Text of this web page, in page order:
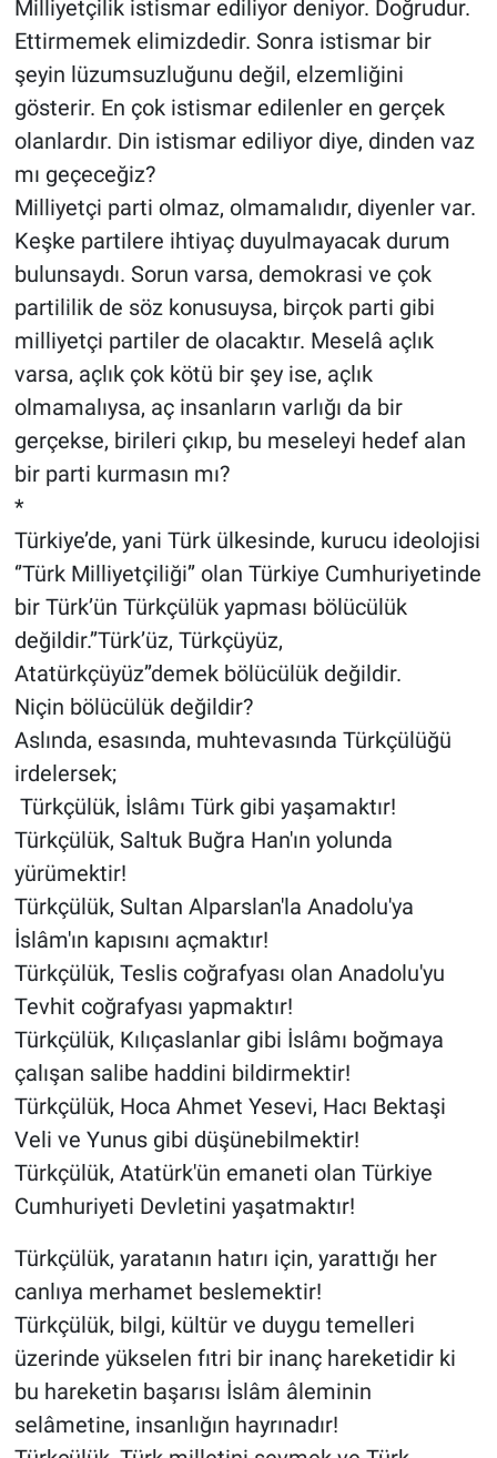
Milliyetçilik istismar ediliyor deniyor. Doğrudur.
Ettirmemek elimizdedir. Sonra istismar bir
şeyin lüzumsuzluğunu değil, elzemliğini
gösterir. En çok istismar edilenler en gerçek
olanlardır. Din istismar ediliyor diye, dinden vaz
mı geçeceğiz?
Milliyetçi parti olmaz, olmamalıdır, diyenler var.
Keşke partilere ihtiyaç duyulmayacak durum
bulunsaydı. Sorun varsa, demokrasi ve çok
partililik de söz konusuysa, birçok parti gibi
milliyetçi partiler de olacaktır. Meselâ açlık
varsa, açlık çok kötü bir şey ise, açlık
olmamalıysa, aç insanların varlığı da bir
gerçekse, birileri çıkıp, bu meseleyi hedef alan
bir parti kurmasın mı?
*
Türkiye’de, yani Türk ülkesinde, kurucu ideolojisi
‘’Türk Milliyetçiliği’’ olan Türkiye Cumhuriyetinde
bir Türk’ün Türkçülük yapması bölücülük
değildir.’’Türk’üz, Türkçüyüz,
Atatürkçüyüz’’demek bölücülük değildir.
Niçin bölücülük değildir?
Aslında, esasında, muhtevasında Türkçülüğü
irdelersek;
Türkçülük, İslâmı Türk gibi yaşamaktır!
Türkçülük, Saltuk Buğra Han'ın yolunda
yürümektir!
Türkçülük, Sultan Alparslan'la Anadolu'ya
İslâm'ın kapısını açmaktır!
Türkçülük, Teslis coğrafyası olan Anadolu'yu
Tevhit coğrafyası yapmaktır!
Türkçülük, Kılıçaslanlar gibi İslâmı boğmaya
çalışan salibe haddini bildirmektir!
Türkçülük, Hoca Ahmet Yesevi, Hacı Bektaşi
Veli ve Yunus gibi düşünebilmektir!
Türkçülük, Atatürk'ün emaneti olan Türkiye
Cumhuriyeti Devletini yaşatmaktır!
Türkçülük, yaratanın hatırı için, yarattığı her
canlıya merhamet beslemektir!
Türkçülük, bilgi, kültür ve duygu temelleri
üzerinde yükselen fıtri bir inanç hareketidir ki
bu hareketin başarısı İslâm âleminin
selâmetine, insanlığın hayrınadır!